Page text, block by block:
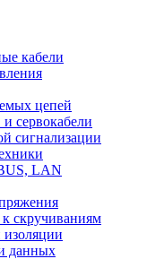
кабели
цепей
сервокабели
сигнализации
LAN
скручиваниям
изоляции
данных